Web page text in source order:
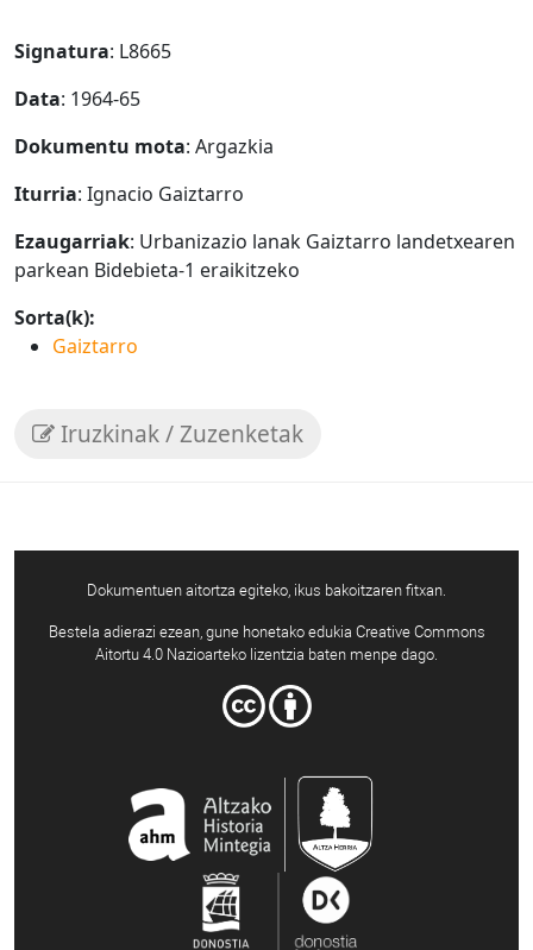
Signatura: L8665
Data: 1964-65
Dokumentu mota: Argazkia
Iturria: Ignacio Gaiztarro
Ezaugarriak: Urbanizazio lanak Gaiztarro landetxearen
parkean Bidebieta-1 eraikitzeko
Sorta(k):
Gaiztarro
Iruzkinak / Zuzenketak
Dokumentuen aitortza egiteko, ikus bakoitzaren fitxan.
Bestela adierazi ezean, gune honetako edukia Creative Commons
Aitortu 4.0 Nazioarteko lizentzia baten menpe dago.